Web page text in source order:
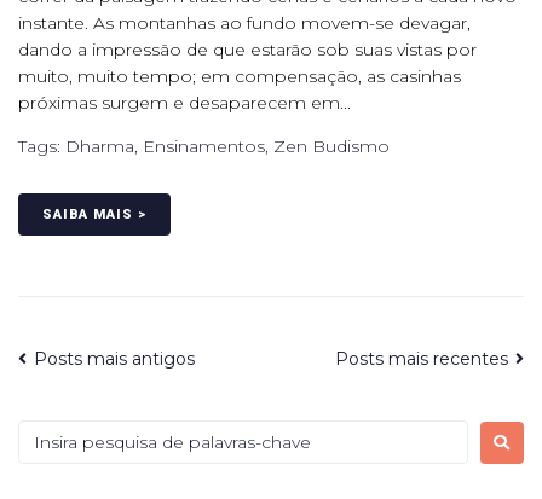
instante. As montanhas ao fundo movem-se devagar,
dando a impressão de que estarão sob suas vistas por
muito, muito tempo; em compensação, as casinhas
próximas surgem e desaparecem em...
Tags: Dharma, Ensinamentos, Zen Budismo
SAIBA MAIS >
Posts mais antigos Posts mais recentes